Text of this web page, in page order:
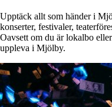
Upptäck allt som händer i
konserter, festivaler,
Oavsett om du är lokalbo
uppleva i Mjölby.